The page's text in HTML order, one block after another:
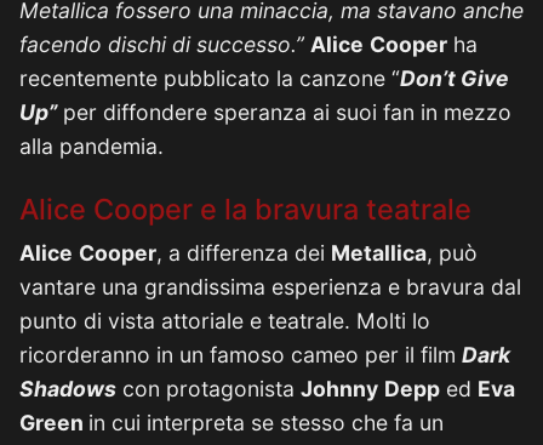
Metallica fossero una minaccia, ma stavano anche
facendo dischi di successo.” Alice Cooper ha
recentemente pubblicato la canzone “Don’t Give
Up”per diffondere speranza ai suoi fan in mezzo
alla pandemia.
Alice Cooper e la bravura teatrale
Alice Cooper, a differenza dei Metallica, può
vantare una grandissima esperienza e bravura dal
punto di vista attoriale e teatrale. Molti lo
ricorderanno in un famoso cameo per il film Dark
Shadows con protagonista Johnny Depp ed Eva
Green in cui interpreta se stesso che fa un